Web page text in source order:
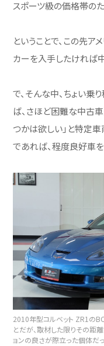
スポーツ級の価格帯の
ということで、この先ア
カーを入手したければ
で、そんな中、ちょい乗
ば、さほど困難な中古
つかは欲しい」と特定
であれば、程度良好車
2010年型コルベット ZR1の
とだが、取材した限りその距
ョンの良さが際立った個体だっ